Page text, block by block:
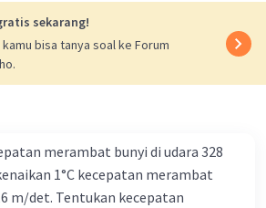
terbentuk adalah bayangan terbalik.
p, p', f, dan f' ke dalam rumus
/ f') = (-2,20 cm / p) x (2,20 cm / -2,51 cm)
angular mikroskop majemuk
jarak invers benda dari lensa objektif.
sekarang!
bisa tanya soal ke Forum
merambat bunyi di udara 328
1°C kecepatan merambat
m/det. Tentukan kecepatan